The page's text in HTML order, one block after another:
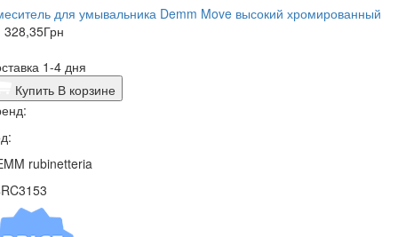
для умывальника Demm Move высокий хромированный
328,35Грн
1-4 дня
Купить В корзине
rubinetteria